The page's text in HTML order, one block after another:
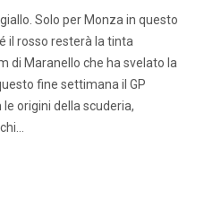
Solo per Monza in questo
il rosso resterà la tinta
di Maranello che ha svelato la
fine settimana il GP
le origini della scuderia,